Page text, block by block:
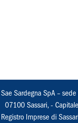
Sae Sardegna SpA –
07100 Sassari, -
Registro Imprese di